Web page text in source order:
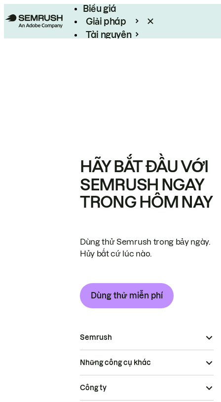
Biểu giá
Giải pháp
Tài nguyên
HÃY BẮT ĐẦU VỚI
SEMRUSH NGAY
TRONG HÔM NAY
Dùng thử Semrush trong bảy ngày.
Hủy bất cứ lúc nào.
Dùng thử miễn phí
Semrush
Những công cụ khác
Công ty